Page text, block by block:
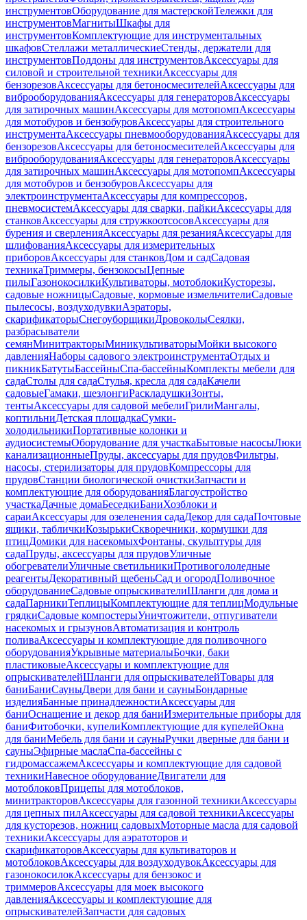
инструментовОборудование для мастерскойТележки для
инструментовМагнитыШкафы для
инструментовКомплектующие для инструментальных
шкафовСтеллажи металлическиеСтенды, держатели для
инструментовПоддоны для инструментовАксессуары для
силовой и строительной техникиАксессуары для
бензорезовАксессуары для бетоносмесителейАксессуары для
виброоборудованияАксессуары для генераторовАксессуары
для затирочных машинАксессуары для мотопомпАксессуары
для мотобуров и бензобуровАксессуары для строительного
инструментаАксессуары пневмооборудованияАксессуары для
бензорезовАксессуары для бетоносмесителейАксессуары для
виброоборудованияАксессуары для генераторовАксессуары
для затирочных машинАксессуары для мотопомпАксессуары
для мотобуров и бензобуровАксессуары для
электроинструментаАксессуары для компрессоров,
пневмосистемАксессуары для сварки, пайкиАксессуары для
станковАксессуары для стружкоотсосовАксессуары для
бурения и сверленияАксессуары для резанияАксессуары для
шлифованияАксессуары для измерительных
приборовАксессуары для станковДом и садСадовая
техникаТриммеры, бензокосыЦепные
пилыГазонокосилкиКультиваторы, мотоблокиКусторезы,
садовые ножницыСадовые, кормовые измельчителиСадовые
пылесосы, воздуходувкиАэраторы,
скарификаторыСнегоуборщикиДровоколыСеялки,
разбрасыватели
семянМинитракторыМиникультиваторыМойки высокого
давленияНаборы садового электроинструментаОтдых и
пикникБатутыБассейныСпа-бассейныКомплекты мебели для
садаСтолы для садаСтулья, кресла для садаКачели
садовыеГамаки, шезлонгиРаскладушкиЗонты,
тентыАксессуары для садовой мебелиГрилиМангалы,
коптильниДетская площадкаСумки-
холодильникиПортативные колонки и
аудиосистемыОборудование для участкаБытовые насосыЛюки
канализационныеПруды, аксессуары для прудовФильтры,
насосы, стерилизаторы для прудовКомпрессоры для
прудовСтанции биологической очисткиЗапчасти и
комплектующие для оборудованияБлагоустройство
участкаДачные домаБеседкиБаниХозблоки и
сараиАксессуары для озеленения садаДекор для садаПочтовые
ящики, табличкиКозырькиСкворечники, кормушки для
птицДомики для насекомыхФонтаны, скульптуры для
садаПруды, аксессуары для прудовУличные
обогревателиУличные светильникиПротивогололедные
реагентыДекоративный щебеньСад и огородПоливочное
оборудованиеСадовые опрыскивателиШланги для дома и
садаПарникиТеплицыКомплектующие для теплицМодульные
грядкиСадовые компостерыУничтожители, отпугиватели
насекомых и грызуновАвтоматизация и контроль
поливаАксессуары и комплектующие для поливочного
оборудованияУкрывные материалыБочки, баки
пластиковыеАксессуары и комплектующие для
опрыскивателейШланги для опрыскивателейТовары для
баниБаниСауныДвери для бани и сауныБондарные
изделияБанные принадлежностиАксессуары для
баниОснащение и декор для баниИзмерительные приборы для
баниФитобочки, купелиКомплектующие для купелейОкна
для баниМебель для бани и сауныРучки дверные для бани и
сауныЭфирные маслаСпа-бассейны с
гидромассажемАксессуары и комплектующие для садовой
техникиНавесное оборудованиеДвигатели для
мотоблоковПрицепы для мотоблоков,
минитракторовАксессуары для газонной техникиАксессуары
для цепных пилАксессуары для садовой техникиАксессуары
для кусторезов, ножниц садовыхМоторные масла для садовой
техникиАксессуары для аэратоторов и
скарификаторовАксессуары для культиваторов и
мотоблоковАксессуары для воздуходувокАксессуары для
газонокосилокАксессуары для бензокос и
триммеровАксессуары для моек высокого
давленияАксессуары и комплектующие для
опрыскивателейЗапчасти для садовых